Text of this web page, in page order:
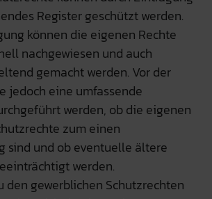
Register geschützt werden.
können die eigenen Rechte
nachgewiesen und auch
gemacht werden. Vor der
jedoch eine umfassende
werden, ob die eigenen
zum einen
sind und ob eventuelle ältere
werden.
den gewerblichen Schutzrechten